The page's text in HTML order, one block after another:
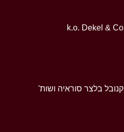
k.o. Dekel & Co
קנובל בלצר סוראיה ושות'